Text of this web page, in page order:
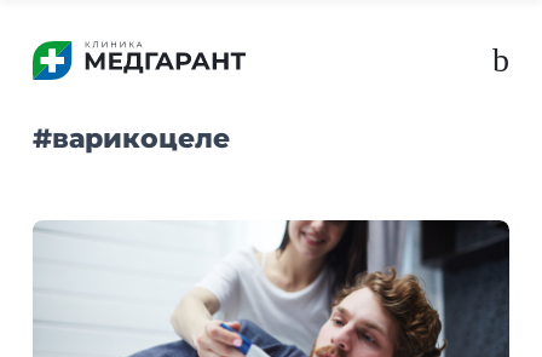
b
#варикоцеле